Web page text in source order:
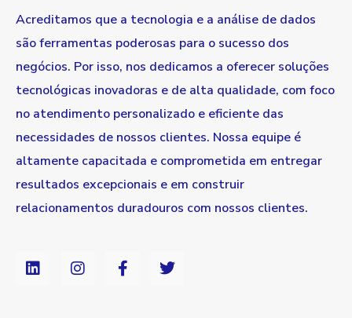
Acreditamos que a tecnologia e a análise de dados
são ferramentas poderosas para o sucesso dos
negócios. Por isso, nos dedicamos a oferecer soluções
tecnológicas inovadoras e de alta qualidade, com foco
no atendimento personalizado e eficiente das
necessidades de nossos clientes. Nossa equipe é
altamente capacitada e comprometida em entregar
resultados excepcionais e em construir
relacionamentos duradouros com nossos clientes.